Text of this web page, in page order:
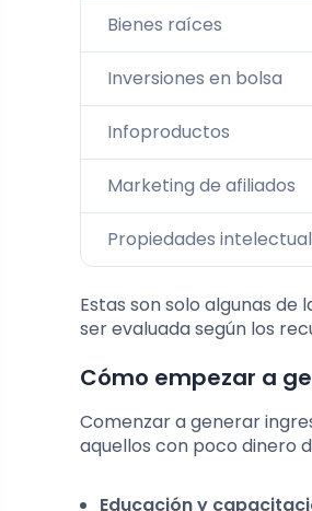
Bienes raíces
Inversiones en bolsa
Infoproductos
Marketing de afiliados
Propiedades
Estas son solo algunas
ser evaluada según los
Cómo empezar a
Comenzar a generar
aquellos con poco dinero
Educación y